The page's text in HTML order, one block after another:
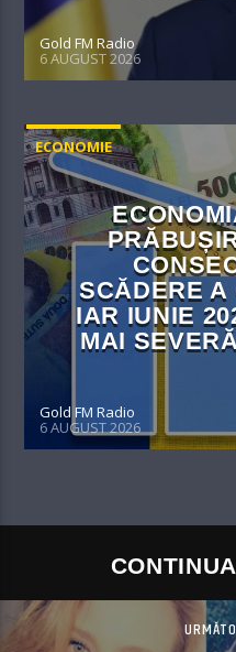
Gold FM Radio
6 AUGUST 2026
ECONOMIE
SCĂDERE A
IAR IUNIE
MAI
Gold FM Radio
6 AUGUST 2026